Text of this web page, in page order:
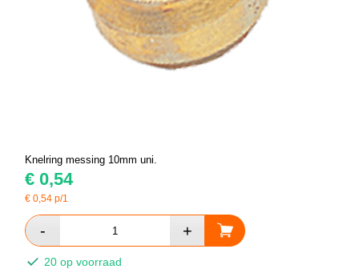
Knelring messing 10mm uni.
€ 0,54
€0,54 p/1
20 op voorraad